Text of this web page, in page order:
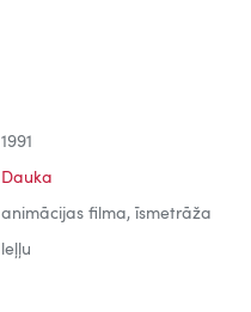
1991
Dauka
animācijas filma, īsmetrāža
leļļu